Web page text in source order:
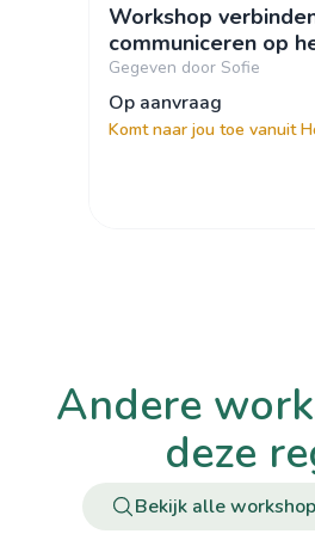
Workshop
communiceren op
Gegeven door Sofie
op aanvraag
Komt naar jou toe vanuit
andere workshops in
deze
Bekijk alle